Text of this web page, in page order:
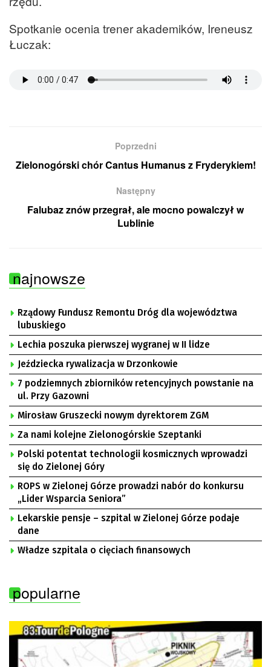
Spotkanie ocenia trener akademików, Ireneusz
Łuczak:
Poprzedni
Zielonogórski chór Cantus Humanus z Fryderykiem!
Następny
Falubaz znów przegrał, ale mocno powalczył w
Lublinie
najnowsze
Rządowy Fundusz Remontu Dróg dla województwa
lubuskiego
Lechia poszuka pierwszej wygranej w II lidze
Jeździecka rywalizacja w Drzonkowie
7 podziemnych zbiorników retencyjnych powstanie na
ul. Przy Gazowni
Mirosław Gruszecki nowym dyrektorem ZGM
Za nami kolejne Zielonogórskie Szeptanki
Polski potentat technologii kosmicznych wprowadzi
się do Zielonej Góry
ROPS w Zielonej Górze prowadzi nabór do konkursu
„Lider Wsparcia Seniora”
Lekarskie pensje – szpital w Zielonej Górze podaje
dane
Władze szpitala o cięciach finansowych
popularne